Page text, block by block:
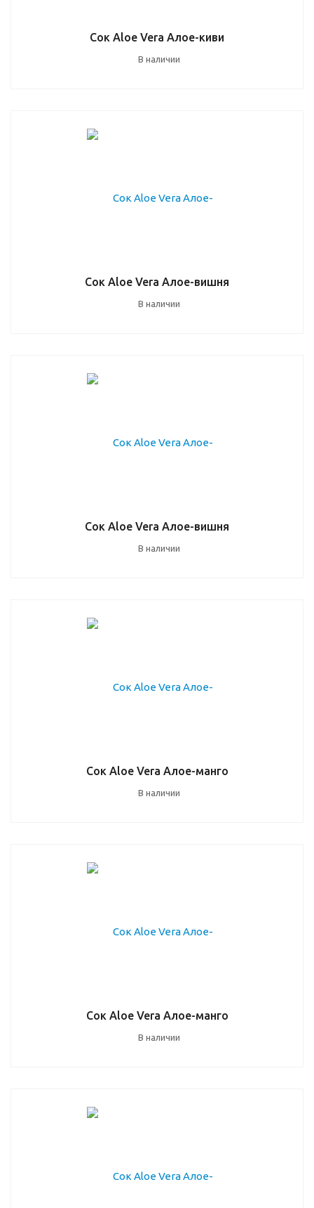
Сок Aloe Vera Алое-киви
В наличии
Сок Aloe Vera Алое-вишня
В наличии
Сок Aloe Vera Алое-вишня
В наличии
Сок Aloe Vera Алое-манго
В наличии
Сок Aloe Vera Алое-манго
В наличии